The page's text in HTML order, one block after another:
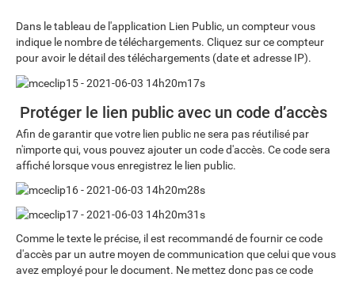
Dans le tableau de l'application Lien Public, un compteur vous
indique le nombre de téléchargements. Cliquez sur ce compteur
pour avoir le détail des téléchargements (date et adresse IP).
Protéger le lien public avec un code d’accès
Afin de garantir que votre lien public ne sera pas réutilisé par
n'importe qui, vous pouvez ajouter un code d'accès. Ce code sera
affiché lorsque vous enregistrez le lien public.
Comme le texte le précise, il est recommandé de fournir ce code
d'accès par un autre moyen de communication que celui que vous
avez employé pour le document. Ne mettez donc pas ce code